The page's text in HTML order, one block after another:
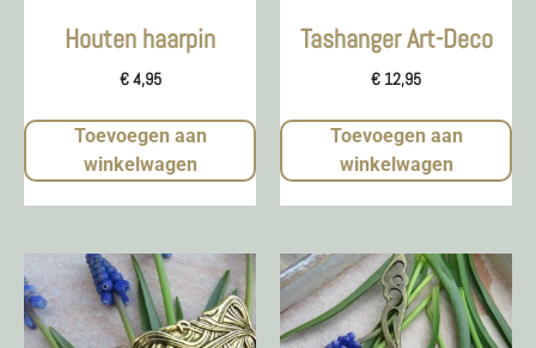
Houten haarpin
€4,95
Toevoegen aan
winkelwagen
Tashanger Art-Deco
€ 12,95
Toevoegen aan
winkelwagen